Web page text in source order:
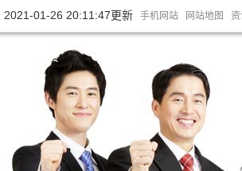
{sdcms:info_title}
2021-01-26 20:11:47更新 手机网站 网站地图
专业的水电工培训学校，PLC编程培训学校，木工培训学校，泥